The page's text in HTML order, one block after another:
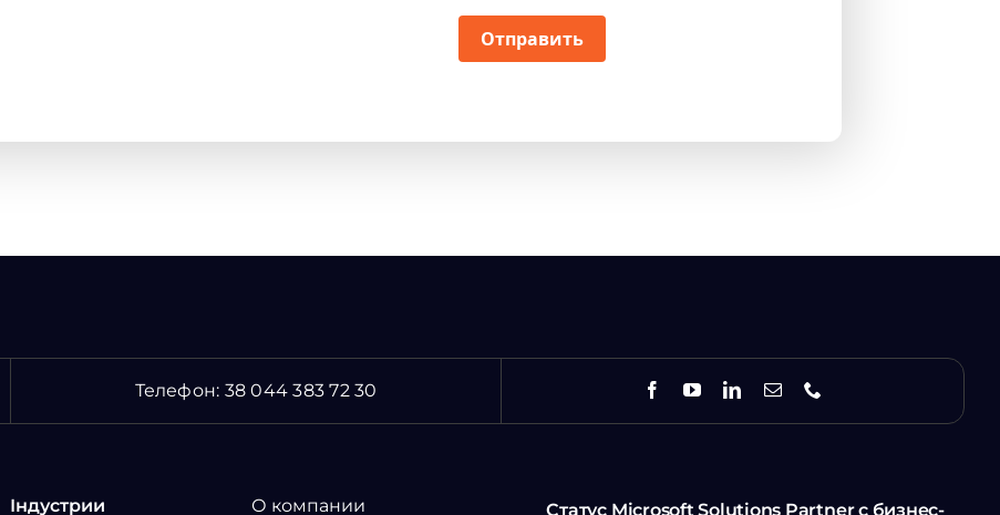
Отправить
Телефон: 38 044 383 72 30
Індустрии О компании Статус Microsoft Solutions Partner с бизнес-